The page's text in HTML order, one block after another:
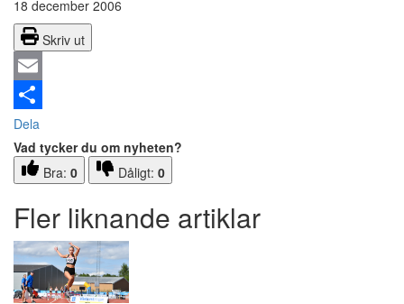
18 december 2006
Skriv ut
Email
Dela
Vad tycker du om nyheten?
Bra: 0 Dåligt: 0
Fler liknande artiklar